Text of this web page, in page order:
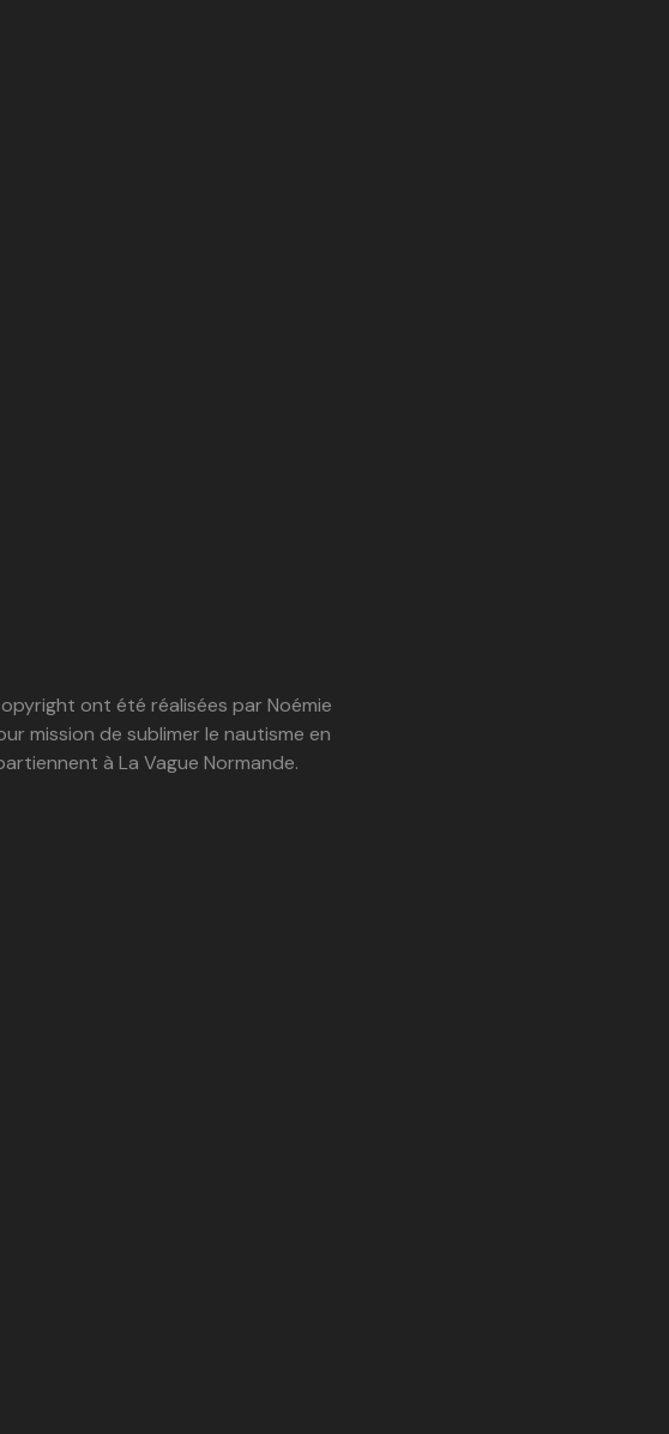
ont été réalisées par Noémie
mission de sublimer le nautisme en
à La Vague Normande.